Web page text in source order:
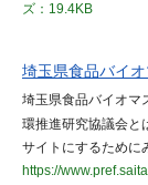
ズ：19.4KB
埼玉県食品バイ
埼玉県食品バイオマ
環推進研究協議会と
サイトにするために
https://